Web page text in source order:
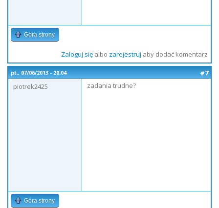
Góra strony
Zaloguj sięalbo zarejestruj aby dodać komentarz
pt., 07/06/2013 - 20:04
#7
piotrek2425
zadania trudne?
Góra strony